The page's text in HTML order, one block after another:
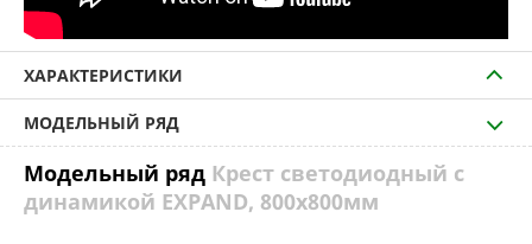
ХАРАКТЕРИСТИКИ
МОДЕЛЬНЫЙ РЯД
Модельный ряд Крест светодиодный с
динамикой EXPAND, 800х800мм